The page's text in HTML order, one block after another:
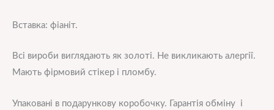
Вставка: фіаніт.
Всі вироби виглядають як золоті. Не викликають алергії.
Мають фірмовий стікер і пломбу.
Упаковані в подарункову коробочку. Гарантія обміну і